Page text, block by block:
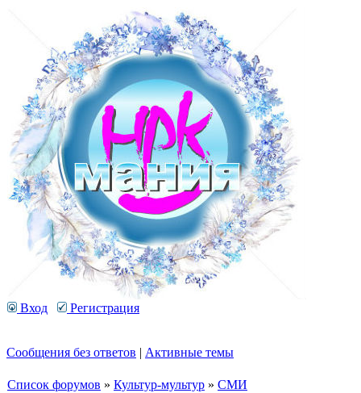
Вход Регистрация
Сообщения без ответов | Активные темы
Список форумов » Культур-мультур » СМИ